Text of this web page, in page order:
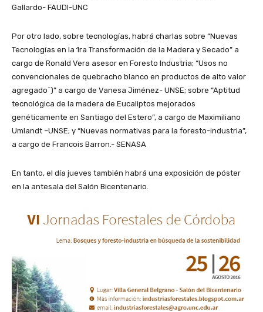
Gallardo- FAUDI-UNC
Por otro lado, sobre tecnologías, habrá charlas sobre “Nuevas
Tecnologías en la 1ra Transformación de la Madera y Secado” a
cargo de Ronald Vera asesor en Foresto Industria; “Usos no
convencionales de quebracho blanco en productos de alto valor
agregado¨)” a cargo de Vanesa Jiménez- UNSE; sobre “Aptitud
tecnológica de la madera de Eucaliptos mejorados
genéticamente en Santiago del Estero”, a cargo de Maximiliano
Umlandt –UNSE; y “Nuevas normativas para la foresto-industria”,
a cargo de Francois Barron.- SENASA
En tanto, el día jueves también habrá una exposición de póster
en la antesala del Salón Bicentenario.